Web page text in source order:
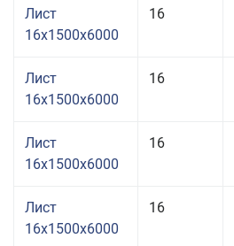
Лист
16x1500x6000
16
Лист
16x1500x6000
16
Лист
16x1500x6000
16
Лист
16x1500x6000
16